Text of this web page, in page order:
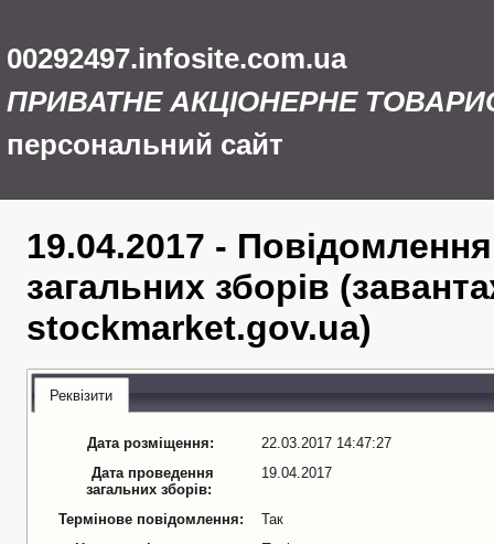
00292497.infosite.com.ua
ПРИВАТНЕ АКЦІОНЕРНЕ
персональний сайт
19.04.2017 -
загальних зборів
stockmarket.gov.ua)
Реквізити
Дата розміщення:
22.03.2017 14:47:27
Дата проведення
загальних зборів:
19.04.2017
Термінове повідомлення:
Так